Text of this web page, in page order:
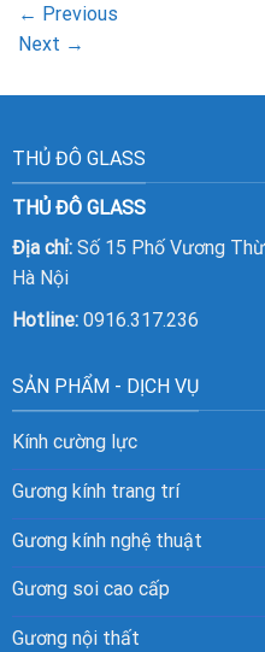
← Previous
Next →
THỦ ĐÔ GLASS
THỦ ĐÔ GLASS
Địa chỉ:Số 15 Phố Vương
Hà Nội
Hotline: 0916.317.236
SẢN PHẨM - DỊCH VỤ
Kính cường lực
Gương kính trang trí
Gương kính nghệ thuật
Gương soi cao cấp
Gương nội thất